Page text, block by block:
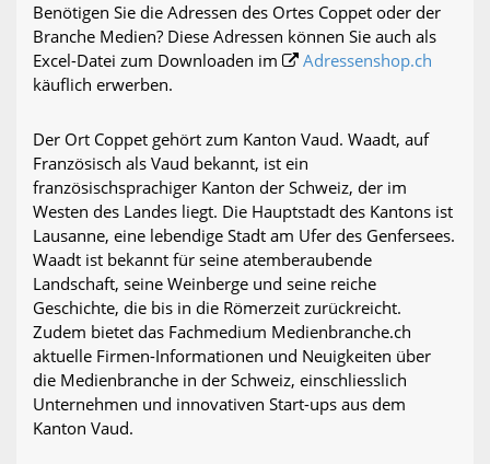
Benötigen Sie die Adressen des Ortes Coppet oder der
Branche Medien? Diese Adressen können Sie auch als
Excel-Datei zum Downloaden im
Adressenshop.ch
käuflich erwerben.
Der Ort Coppet gehört zum Kanton Vaud. Waadt, auf
Französisch als Vaud bekannt, ist ein
französischsprachiger Kanton der Schweiz, der im
Westen des Landes liegt. Die Hauptstadt des Kantons ist
Lausanne, eine lebendige Stadt am Ufer des Genfersees.
Waadt ist bekannt für seine atemberaubende
Landschaft, seine Weinberge und seine reiche
Geschichte, die bis in die Römerzeit zurückreicht.
Zudem bietet das Fachmedium Medienbranche.ch
aktuelle Firmen-Informationen und Neuigkeiten über
die Medienbranche in der Schweiz, einschliesslich
Unternehmen und innovativen Start-ups aus dem
Kanton Vaud.